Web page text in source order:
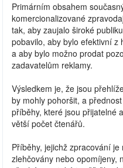
Primárním obsahem
komercionalizované
tak, aby zaujalo široké
pobavilo, aby bylo efektivní z
a aby bylo možno prodat
zadavatelům reklamy.
Výsledkem je, že jsou
by mohly pohoršit, a
příběhy, které jsou přijatelné
větší počet čtenářů.
Příběhy, jejichž zpracování je
zlehčovány nebo opomíjeny,